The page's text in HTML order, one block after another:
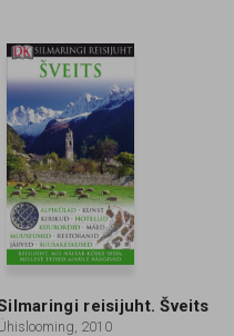
reisijuht. Šveits
2010